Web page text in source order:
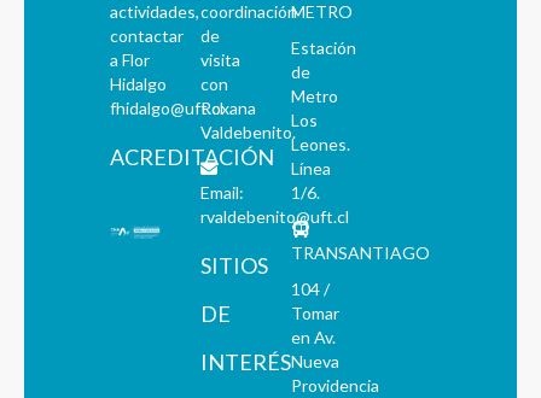
actividades,
contactar
a Flor
Hidalgo
fhidalgo@uft.cl
ACREDITACIÓN
coordinación
de
visita
con
Roxana
Valdebenito.
Email:
rvaldebenito@uft.cl
SITIOS
DE
INTERÉS
METRO
Estación
de
Metro
Los
Leones.
Línea
1/6.
TRANSANTIAGO
104 /
Tomar
en Av.
Nueva
Providencia